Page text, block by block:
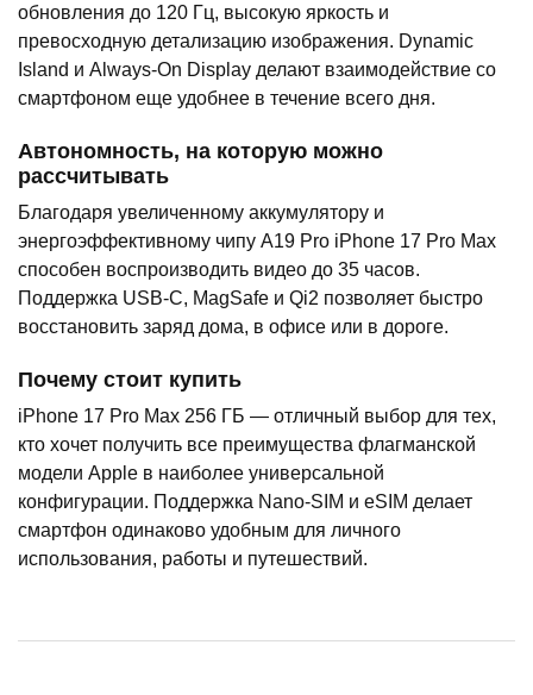
обновления до 120 Гц, высокую яркость и
превосходную детализацию изображения. Dynamic
Island и Always-On Display делают взаимодействие со
смартфоном еще удобнее в течение всего дня.
Автономность, на которую можно
рассчитывать
Благодаря увеличенному аккумулятору и
энергоэффективному чипу A19 Pro iPhone 17 Pro Max
способен воспроизводить видео до 35 часов.
Поддержка USB-C, MagSafe и Qi2 позволяет быстро
восстановить заряд дома, в офисе или в дороге.
Почему стоит купить
iPhone 17 Pro Max 256 ГБ — отличный выбор для тех,
кто хочет получить все преимущества флагманской
модели Apple в наиболее универсальной
конфигурации. Поддержка Nano-SIM и eSIM делает
смартфон одинаково удобным для личного
использования, работы и путешествий.